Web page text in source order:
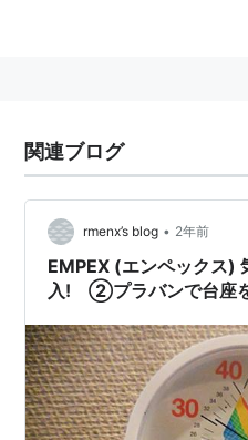
関連ブログ
rmenx’s blog • 2年前
EMPEX (エンペックス)
入! ②プラバンで台座